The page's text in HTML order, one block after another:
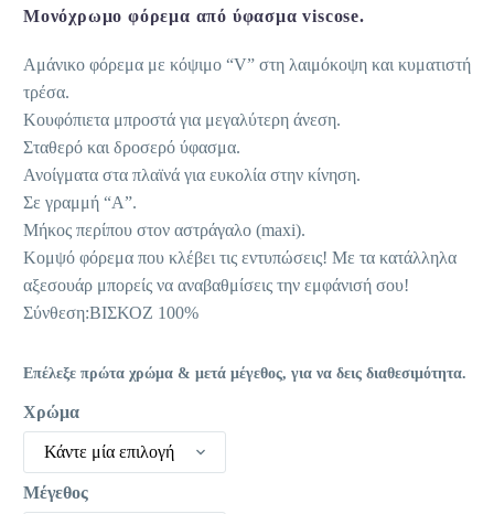
was:
39,80 €.
τιμή
είναι:
27,86 €.
Μονόχρωμο φόρεμα από ύφασμα viscose.
Αμάνικο φόρεμα με κόψιμο “V” στη λαιμόκοψη και κυματιστή
τρέσα.
Κουφόπιετα μπροστά για μεγαλύτερη άνεση.
Σταθερό και δροσερό ύφασμα.
Ανοίγματα στα πλαϊνά για ευκολία στην κίνηση.
Σε γραμμή “Α”.
Μήκος περίπου στον αστράγαλο (maxi).
Κομψό φόρεμα που κλέβει τις εντυπώσεις! Με τα κατάλληλα
αξεσουάρ μπορείς να αναβαθμίσεις την εμφάνισή σου!
Σύνθεση:ΒΙΣΚΟΖ 100%
Επέλεξε πρώτα χρώμα & μετά μέγεθος, για να δεις διαθεσιμότητα.
Χρώμα
Κάντε μία επιλογή
Μέγεθος